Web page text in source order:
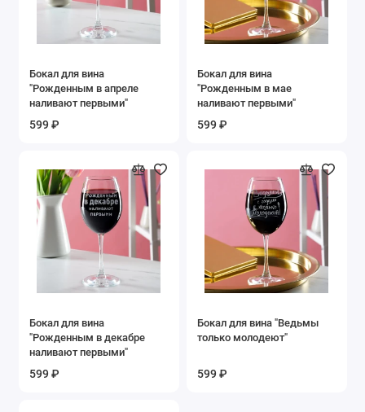
Бокал для вина
"Рожденным в апреле
наливают первыми"
599 ₽
Бокал для вина
"Рожденным в мае
наливают первыми"
599 ₽
Бокал для вина
"Рожденным в декабре
наливают первыми"
599 ₽
Бокал для вина "Ведьмы
только молодеют"
599 ₽